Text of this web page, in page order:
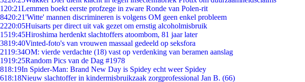
1 20:21Lemmen boekt eerste profzege in zware Ronde van Polen-rit
8420:21'Witte' mannen discrimineren is volgens OM geen enkel probleem
2220:05Huisarts per direct uit vak gezet om ernstig alcoholmisbruik
1519:45Hiroshima herdenkt slachtoffers atoombom, 81 jaar later
3819:40Vinted-foto's van vrouwen massaal gedeeld op seksfora
2119:34OM: vierde verdachte (18) vast op verdenking van beramen aanslag
1919:25Random Pics van de Dag #1978
818:19In Spider-Man: Brand New Day is Spidey echt weer Spidey
618:18Nieuw slachtoffer in kindermisbruikzaak zorgprofessional Jan B. (66)